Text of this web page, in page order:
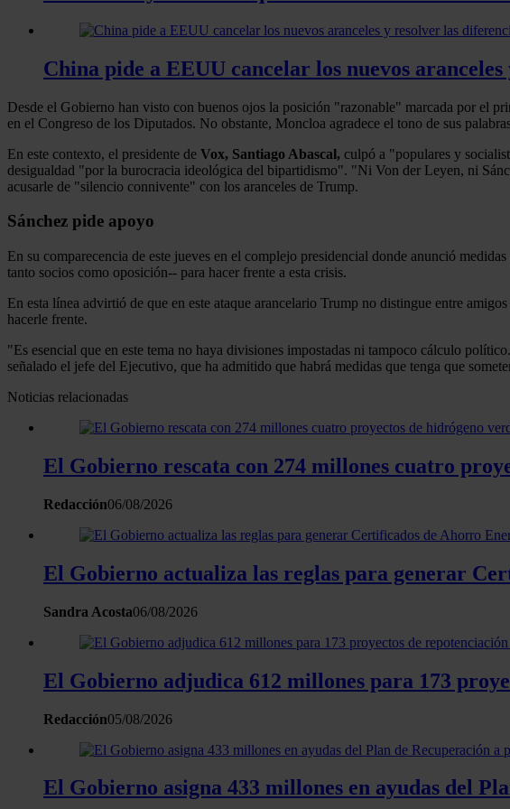
China pide a EEUU cancelar los nuevos
Desde el Gobierno han visto con buenos ojos la posición "razonable" marcada por el
en el Congreso de los Diputados. No obstante, Moncloa agradece el tono de sus
En este contexto, el presidente de Vox, Santiago Abascal, culpó a "populares y
desigualdad "por la burocracia ideológica del bipartidismo". "Ni Von der Leyen, ni
acusarle de "silencio connivente" con los aranceles de Trump.
Sánchez pide apoyo
En su comparecencia de este jueves en el complejo presidencial donde anunció
tanto socios como oposición-- para hacer frente a esta crisis.
En esta línea advirtió de que en este ataque arancelario Trump no distingue entre
hacerle frente.
"Es esencial que en este tema no haya divisiones impostadas ni tampoco cálculo
señalado el jefe del Ejecutivo, que ha admitido que habrá medidas que tenga que
Noticias relacionadas
El Gobierno rescata con 274 millones cuatro
Redacción06/08/2026
El Gobierno actualiza las reglas para generar
Sandra Acosta06/08/2026
El Gobierno adjudica 612 millones para 173
Redacción05/08/2026
El Gobierno asigna 433 millones en ayudas del